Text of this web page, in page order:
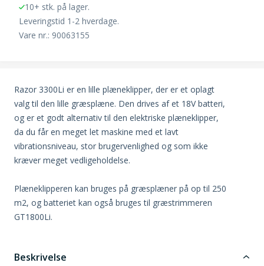
10+ stk. på lager.
Leveringstid 1-2 hverdage.
Vare nr.: 90063155
Razor 3300Li er en lille plæneklipper, der er et oplagt
valg til den lille græsplæne. Den drives af et 18V batteri,
og er et godt alternativ til den elektriske plæneklipper,
da du får en meget let maskine med et lavt
vibrationsniveau, stor brugervenlighed og som ikke
kræver meget vedligeholdelse.
Plæneklipperen kan bruges på græsplæner på op til 250
m2, og batteriet kan også bruges til græstrimmeren
GT1800Li.
Beskrivelse